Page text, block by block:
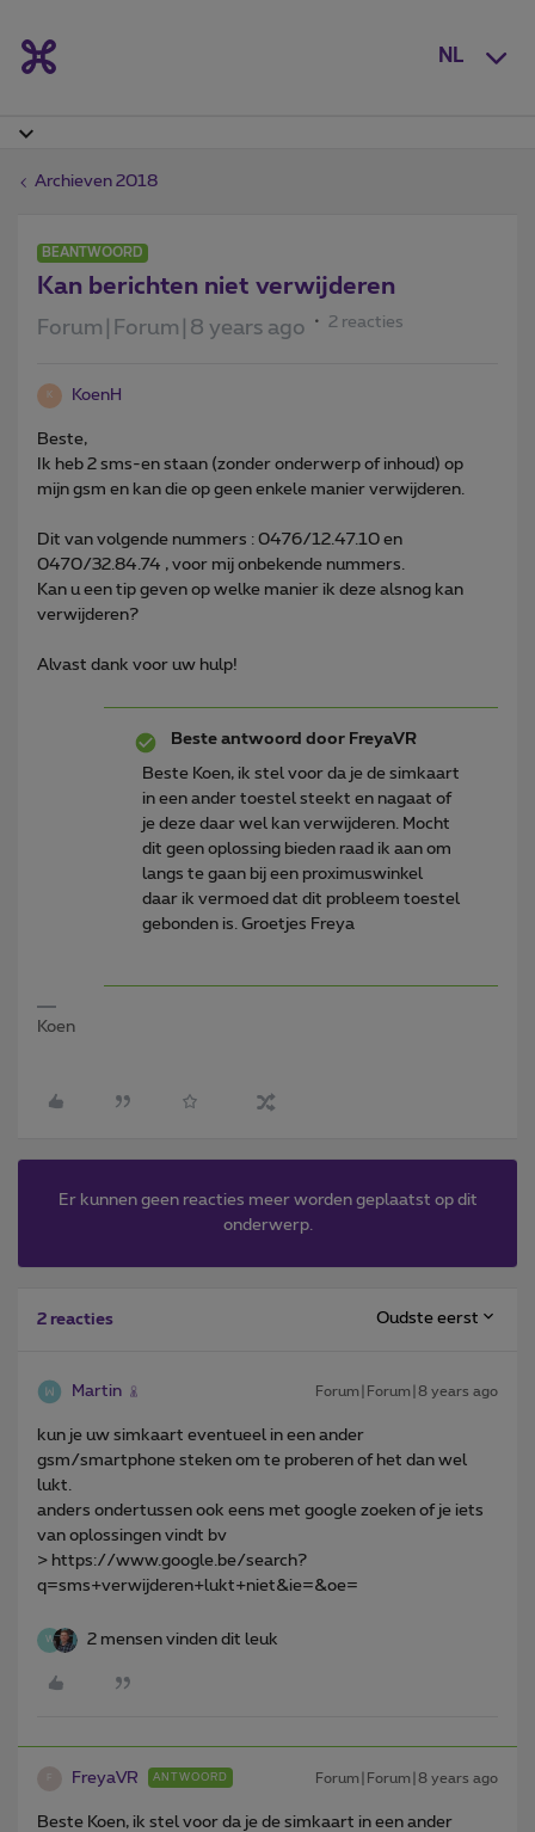
NL
Archieven 2018
BEANTWOORD
Kan berichten niet verwijderen
Forum|Forum|8 years ago 2 reacties
K KoenH
Beste,
Ik heb 2 sms-en staan (zonder onderwerp of inhoud) op
mijn gsm en kan die op geen enkele manier verwijderen.
Dit van volgende nummers : 0476/12.47.10 en
0470/32.84.74 , voor mij onbekende nummers.
Kan u een tip geven op welke manier ik deze alsnog kan
verwijderen?
Alvast dank voor uw hulp!
Beste antwoord door FreyaVR
Beste Koen, ik stel voor da je de simkaart
in een ander toestel steekt en nagaat of
je deze daar wel kan verwijderen. Mocht
dit geen oplossing bieden raad ik aan om
langs te gaan bij een proximuswinkel
daar ik vermoed dat dit probleem toestel
gebonden is. Groetjes Freya
Koen
Er kunnen geen reacties meer worden geplaatst op dit
onderwerp.
2 reacties Oudste eerst
Martin Forum|Forum|8 years ago
kun je uw simkaart eventueel in een ander
gsm/smartphone steken om te proberen of het dan wel
lukt.
anders ondertussen ook eens met google zoeken of je iets
van oplossingen vindt bv
> https://www.google.be/search?
q=sms+verwijderen+lukt+niet&ie=&oe=
W 2 mensen vinden dit leuk
FreyaVR ANTWOORD Forum|Forum|8 years ago
Beste Koen, ik stel voor da je de simkaart in een ander